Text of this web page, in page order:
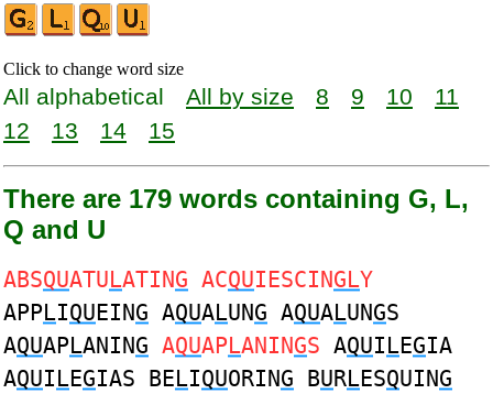
Click to change word size
All alphabetical All by size 8 9 10
11
12
13 14 15
There are 179 words containing G, L,
Q and U
ABSQUATULATING ACQUIESCINGLY
APPLIQUEING AQUALUNG AQUALUNGS
AQUAPLANING AQUAPLANINGS AQUILEGIA
AQUILEGIAS BELIQUORING BURLESQUING